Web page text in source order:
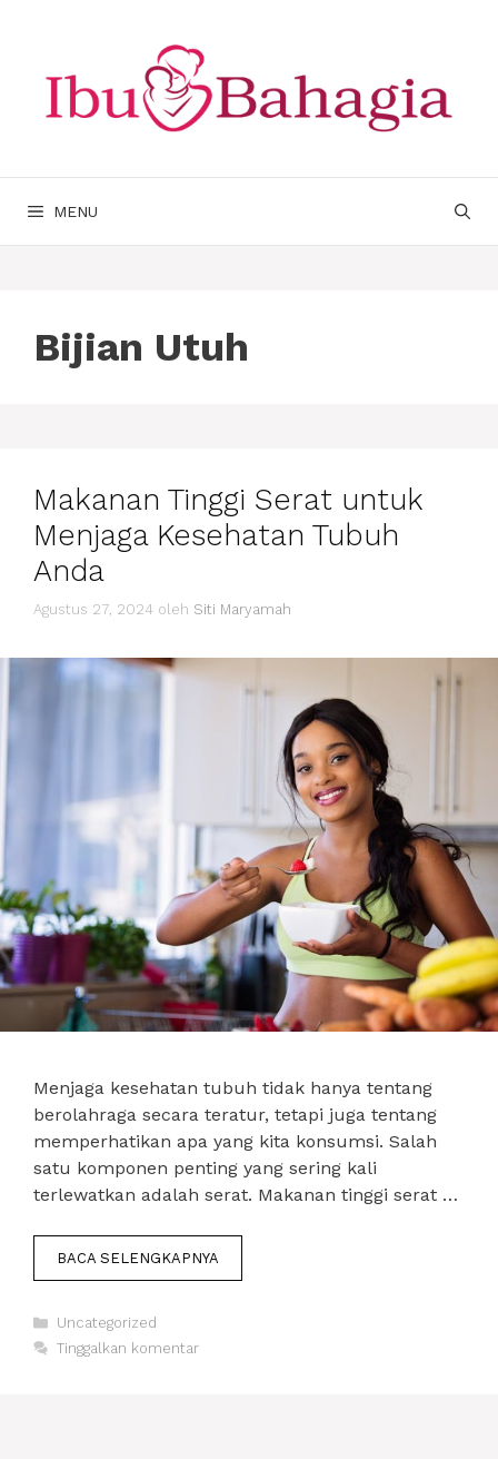
MENU
Bijian Utuh
Makanan Tinggi Serat untuk
Menjaga Kesehatan Tubuh
Anda
Agustus 27, 2024 oleh Siti Maryamah
Menjaga kesehatan tubuh tidak hanya tentang
berolahraga secara teratur, tetapi juga tentang
memperhatikan apa yang kita konsumsi. Salah
satu komponen penting yang sering kali
terlewatkan adalah serat. Makanan tinggi serat …
BACA SELENGKAPNYA
Kategori
Uncategorized
Tinggalkan komentar